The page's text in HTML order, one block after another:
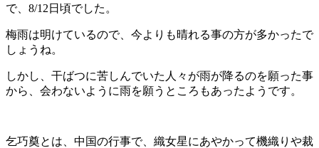
で、8/12日頃でした。
梅雨は明けているので、今よりも晴れる事の方が多かったで
しょうね。
しかし、干ばつに苦しんでいた人々が雨が降るのを願った事
から、会わないように雨を願うところもあったようです。
乞巧奠とは、中国の行事で、織女星にあやかって機織りや裁